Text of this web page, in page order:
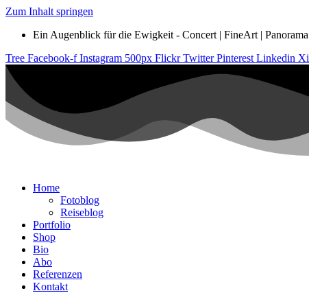
Zum Inhalt springen
Ein Augenblick für die Ewigkeit - Concert | FineArt |
Tree Facebook-f Instagram 500px Flickr Twitter Pinterest Linkedin
Home
Fotoblog
Reiseblog
Portfolio
Shop
Bio
Abo
Referenzen
Kontakt